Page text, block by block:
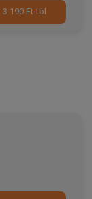
3 190 Ft-tól